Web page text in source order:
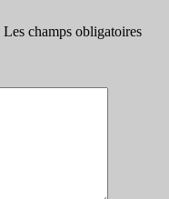
Les champs obligatoires